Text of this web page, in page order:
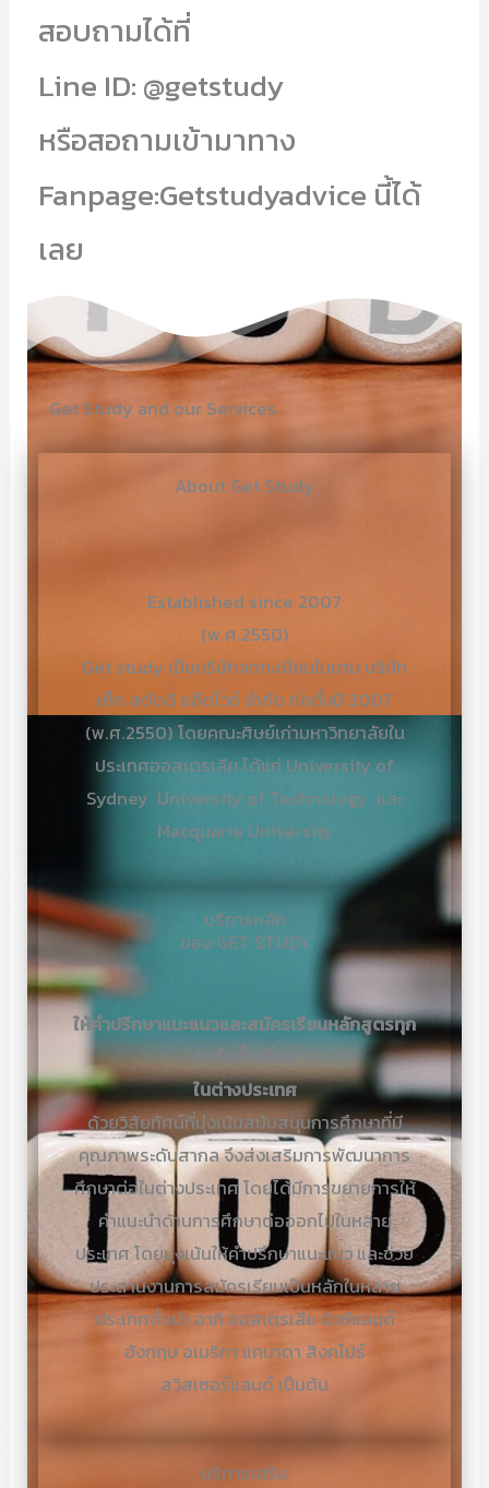
สอบถามได้ที่
Line ID: @getstudy
หรือสอถามเข้ามาทาง
Fanpage:Getstudyadvice นี้ได้
เลย
Get Study and our Services
About Get Study
Established since 2007
(พ.ศ.2550)
Get study เป็นบริษัทจดทะเบียนในนาม บริษัท
เก็ท สตัดดิ แอ๊ดไวซ์ จำกัด ก่อตั้งปี 2007
(พ.ศ.2550) โดยคณะศิษย์เก่ามหาวิทยาลัยใน
ประเทศออสเตรเลีย ได้แก่ University of
Sydney University of Technology และ
Macquarie University
บริการหลัก
ของ GET STUDY
ให้คำปรึกษาแนะแนวและสมัครเรียนหลักสูตรทุก
ระดับชั้นเรียน
ในต่างประเทศ
ด้วยวิสัยทัศน์ที่มุ่งเน้นสนับสนุนการศึกษาที่มี
คุณภาพระดับสากล จึงส่งเสริมการพัฒนาการ
ศึกษาต่อในต่างประเทศ โดยได้มีการขยายการให้
คำแนะนำด้านการศึกษาต่อออกไปในหลาย
ประเทศ โดยมุ่งเน้นให้คำปรึกษาแนะแนว และช่วย
ประสานงานการสมัครเรียนเป็นหลักในหลาย
ประเทศชั้นนำ อาทิ ออสเตรเลีย นิวซีแลนด์
อังกฤษ อเมริกา แคนาดา สิงคโปร์
สวิสเซอร์แลนด์ เป็นต้น
บริการเสริม